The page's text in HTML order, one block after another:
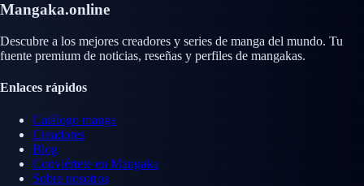
Mangaka.online
Descubre a los mejores creadores y series de manga del mundo. Tu
fuente premium de noticias, reseñas y perfiles de mangakas.
Enlaces rápidos
Catálogo manga
Creadores
Blog
Conviértete en Mangaka
Sobre nosotros